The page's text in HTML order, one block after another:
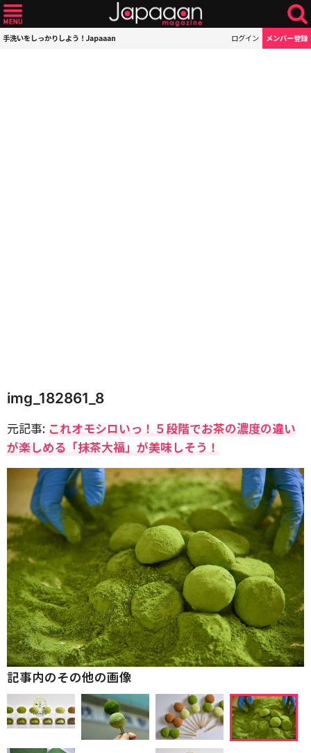
手洗いをしっかりしよう！Japaaan ログイン メンバー登録
img_182861_8
元記事: これオモシロいっ！５段階でお茶の濃度の違い
が楽しめる「抹茶大福」が美味しそう！
記事内のその他の画像